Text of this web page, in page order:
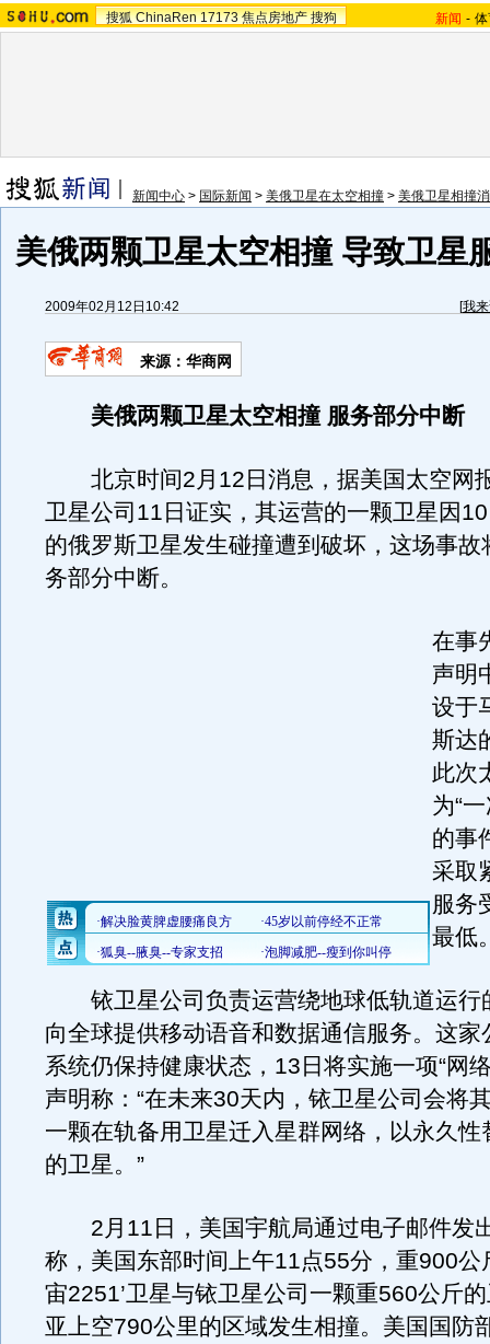
搜狐 ChinaRen 17173 焦点房地产 搜狗 新闻 -
新闻中心 > 国际新闻 > 美俄卫星在太空相撞 > 美俄卫星相撞
美俄两颗卫星太空相撞 导致卫星
2009年02月12日10:42 [我
来源：华商网
美俄两颗卫星太空相撞 服务部分中断
北京时间2月12日消息，据美国太空网
卫星公司11日证实，其运营的一颗卫星因
的俄罗斯卫星发生碰撞遭到破坏，这场事故
务部分中断。
在事
声明
设于
斯达
此次
为“
的事
采取
服务
最低
铱卫星公司负责运营绕地球低轨道运行
向全球提供移动语音和数据通信服务。这家
系统仍保持健康状态，13日将实施一项“网
声明称：“在未来30天内，铱卫星公司会将
一颗在轨备用卫星迁入星群网络，以永久性
的卫星。”
2月11日，美国宇航局通过电子邮件发
称，美国东部时间上午11点55分，重900公
宙2251’卫星与铱卫星公司一颗重560公斤
亚上空790公里的区域发生相撞。美国国防